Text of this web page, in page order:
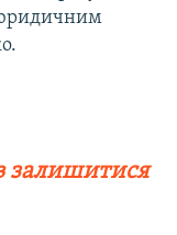
залишитися